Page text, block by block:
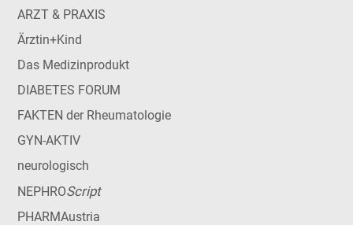
ARZT & PRAXIS
Ärztin+Kind
Das Medizinprodukt
DIABETES FORUM
FAKTEN der Rheumatologie
GYN-AKTIV
neurologisch
NEPHROScript
PHARMAustria